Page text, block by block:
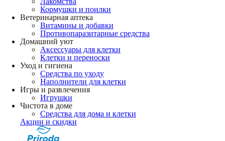
Кормушки и поилки
Ветеринарная аптека
Витамины и добавки
Противопаразитарные средства
Домашний уют
Аксессуары для клетки
Клетки и переноски
Уход и гигиена
Средства по уходу
Наполнители для клетки
Игры и развлечения
Игрушки
Чистота в доме
Средства для дома и клетки
Акции и скидки